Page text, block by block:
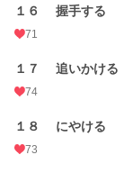
１６ 握手する
71
１７ 追いかける
74
１８ にやける
73